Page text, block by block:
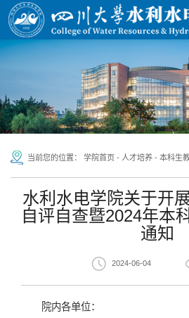
当前您的位置： 学院首页 - 人才培养 - 本科生
水利水电学院关于开
自评自查暨2024年本
通知
2024-06-04
院内各单位：